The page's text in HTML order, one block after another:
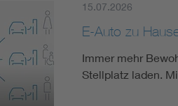
15.07.2026
E-Auto zu
Immer mehr
Stellplatz laden.